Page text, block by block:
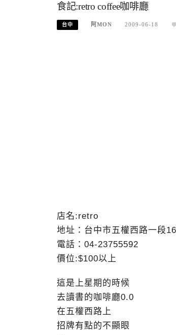
食記:retro coffee咖啡廳
台中 阿MON 2009-06-18
店名:retro
地址：台中市五權西路一段
電話：04-23755592
價位:$100以上
這是上星期的時候
去讀書的咖啡廳0.0
在五權西路上
招牌有點的不顯眼